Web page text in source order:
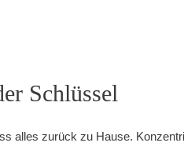
Schlüssel
alles zurück zu Hause.